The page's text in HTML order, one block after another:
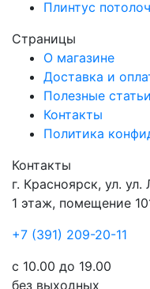
Плинтус
Страницы
О магазине
Доставка и
Полезные статьи
Контакты
Политика
Контакты
г. Красноярск, ул. ул.
1 этаж, помещение
+7 (391) 209-20-11
с 10.00 до 19.00
без выходных